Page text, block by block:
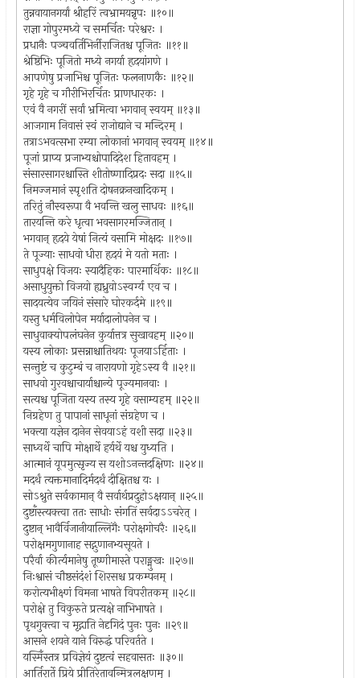
तुन्नवायानगर्यां श्रीहरिं त्वभ्रामयन्नृपः ॥१०॥
राज्ञा गोपुरमध्ये च समर्चितः परेश्वरः ।
प्रधानैः पञ्चवर्तिभिर्नीराजितश्च पूजितः ॥११॥
श्रेष्ठिभिः पूजितो मध्ये नगर्या हृदयांगणे ।
आपणेषु प्रजाभिश्च पूजितः फलनाणकैः ॥१२॥
गृहे गृहे च गौरीभिरर्चितः प्राणधारकः ।
एवं वै नगरीं सर्वां भ्रमित्वा भगवान् स्वयम् ॥१३॥
आजगाम निवासं स्वं राजोद्याने च मन्दिरम् ।
तत्राऽभवत्सभा रम्या लोकानां भगवान् स्वयम् ॥१४॥
पूजां प्राप्य प्रजाभ्यश्चोपादिदेश हितावहम् ।
संसारसागरश्चास्ति शीतोष्णादिप्रदः सदा ॥१५॥
निमज्जमानं स्पृशति दोषनक्रनखादिकम् ।
तरितुं नौस्वरूपा वै भवन्ति खलु साधवः ॥१६॥
तारयन्ति करे धृत्वा भवसागरमज्जितान् ।
भगवान् हृदये येषां नित्यं वसामि मोक्षदः ॥१७॥
ते पूज्याः साधवो धीरा हृदयं मे यतो मताः ।
साधुपक्षे विजयः स्यादैहिकः पारमार्थिकः ॥१८॥
असाधुयुक्तो विजयो ह्यध्रुवोऽस्वर्ग्य एव च ।
सादयत्येव जयिनं संसारे घोरकर्दमे ॥१९॥
यस्तु धर्मविलोपेन मर्यादालोपनेन च ।
साधुवाक्योपलंघनेन कुर्यात्तत्र सुखावहम् ॥२०॥
यस्य लोकाः प्रसन्नाश्चातिथयः पूजयाऽर्हिताः ।
सन्तुष्टं च कुटुम्बं च नारायणो गृहेऽस्य वै ॥२१॥
साधवो गुरवश्चाचार्याश्चान्ये पूज्यमानवाः ।
सत्यश्च पूजिता यस्य तस्य गृहे वसाम्यहम् ॥२२॥
निग्रहेण तु पापानां साधूनां संग्रहेण च ।
भक्त्या यज्ञेन दानेन सेवयाऽहं वशी सदा ॥२३॥
साध्वर्थे चापि मोक्षार्थे हर्यर्थे यश्च युध्यति ।
आत्मानं यूपमुत्सृज्य स यशोऽनन्तदक्षिणः ॥२४॥
मदर्थं त्यक्तमानादिर्मदर्थं दीक्षितश्च यः ।
सोऽश्नुते सर्वकामान् वै सर्वार्थप्रदुहोऽक्षयान् ॥२५॥
दुष्टाँस्त्यक्त्वा ततः साधोः संगतिं सर्वदाऽऽचरेत् ।
दुष्टान् भावैर्विजानीयाल्लिंगैः परोक्षगोचरैः ॥२६॥
परोक्षमगुणानाह सद्गुणानभ्यसूयते ।
परैर्वा कीर्त्यमानेषु तूष्णीमास्ते पराङ्मुखः ॥२७॥
निःश्वासं चौष्ठसंदंशं शिरसश्च प्रकम्पनम् ।
करोत्यभीक्ष्णं विमना भाषते विपरीतकम् ॥२८॥
परोक्षे तु विकुरुते प्रत्यक्षे नाभिभाषते ।
पृथगुक्त्वा च मृद्गाति नेदृगिदं पुनः पुनः ॥२९॥
आसने शयने याने विरुद्धं परिवर्तते ।
यस्मिँस्तत्र प्रविज्ञेयं दुष्टत्वं सहवासतः ॥३०॥
आर्तिरार्ते प्रिये प्रीतिरेतावन्मित्रलक्षणम् ।